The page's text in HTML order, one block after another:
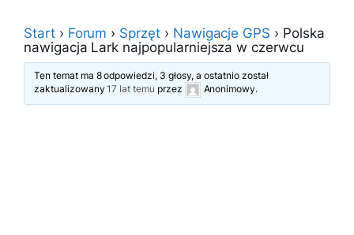
Start › Forum › Sprzęt › Nawigacje GPS › Polska
nawigacja Lark najpopularniejsza w czerwcu
Ten temat ma 8 odpowiedzi, 3 głosy, a ostatnio został
zaktualizowany17 lat temu przez Anonimowy.